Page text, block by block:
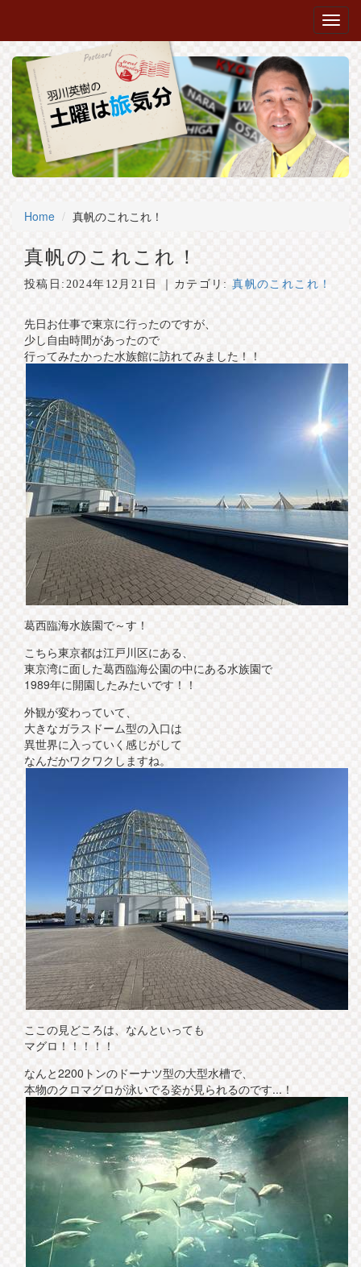
Home 真帆のこれこれ！
真帆のこれこれ！
投稿日: 2024年12月21日 ｜カテゴリ:真帆のこれこれ！
先日お仕事で東京に行ったのですが、
少し自由時間があったので
行ってみたかった水族館に訪れてみました！！
葛西臨海水族園で～す！
こちら東京都は江戸川区にある、
東京湾に面した葛西臨海公園の中にある水族園で
1989年に開園したみたいです！！
外観が変わっていて、
大きなガラスドーム型の入口は
異世界に入っていく感じがして
なんだかワクワクしますね。
ここの見どころは、なんといっても
マグロ！！！！！
なんと2200トンのドーナツ型の大型水槽で、
本物のクロマグロが泳いでる姿が見られるのです...！